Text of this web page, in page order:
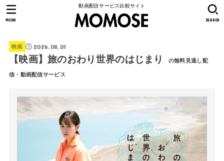
動画配信サービス比較サイト
SEARCH
MENU
映画 2026.08.01
【映画】旅のおわり世界のはじまり の無料見逃し配
信・動画配信サービス